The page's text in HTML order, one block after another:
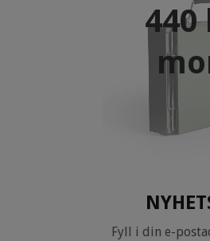
440
Fyll i din e-